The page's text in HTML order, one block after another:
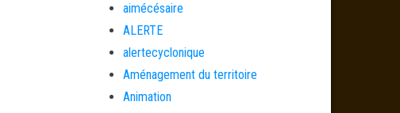
aimécésaire
ALERTE
alertecyclonique
Aménagement du territoire
Animation